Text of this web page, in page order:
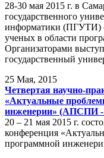
28-30 мая 2015 г. в
государственного
информатики (ПГУТИ)
ученых в области
Организаторами
государственный
25 Мая, 2015
Четвертая научно-
«Актуальные
инженерии» (АПСПИ -
20 – 21 мая 2015 г.
конференция
программной